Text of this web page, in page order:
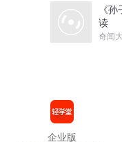
《
读
奇闻
企业版